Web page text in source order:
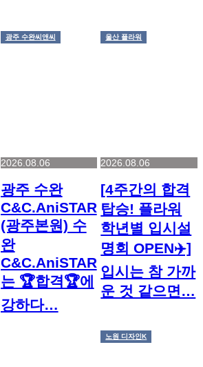
광주 수완씨앤씨
2026.08.06
광주 수완
C&C.AniSTAR
(광주본원) 수
완
C&C.AniSTAR
는 🏆합격🏆에
강하다…
울산 플라워
2026.08.06
[4주간의 합격
탑승! 플라워
학년별 입시설
명회 OPEN✈️]
입시는 참 가까
운 것 같으면…
노원 디자인K